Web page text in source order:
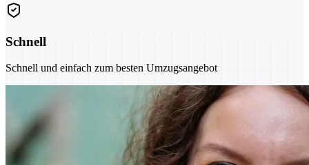
Schnell
Schnell und einfach zum besten Umzugsangebot